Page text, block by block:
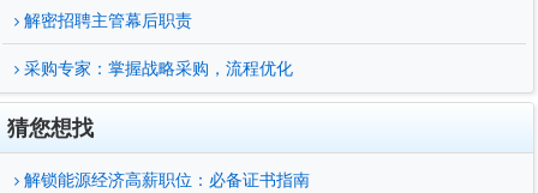
解密招聘主管幕后职责
采购专家：掌握战略采购，流程优化
猜您想找
解锁能源经济高薪职位：必备证书指南